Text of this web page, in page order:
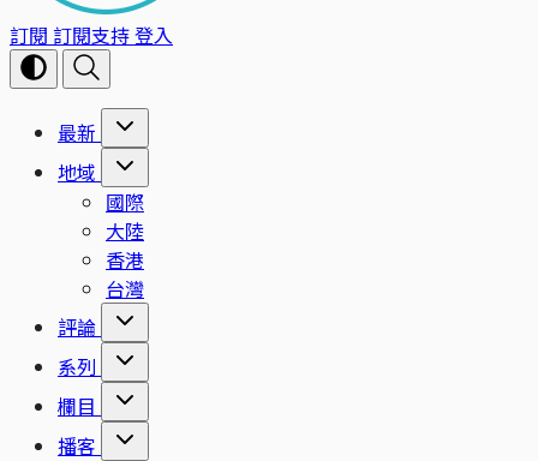
訂閱 訂閱支持登入
最新
地域
國際
大陸
香港
台灣
評論
系列
欄目
播客